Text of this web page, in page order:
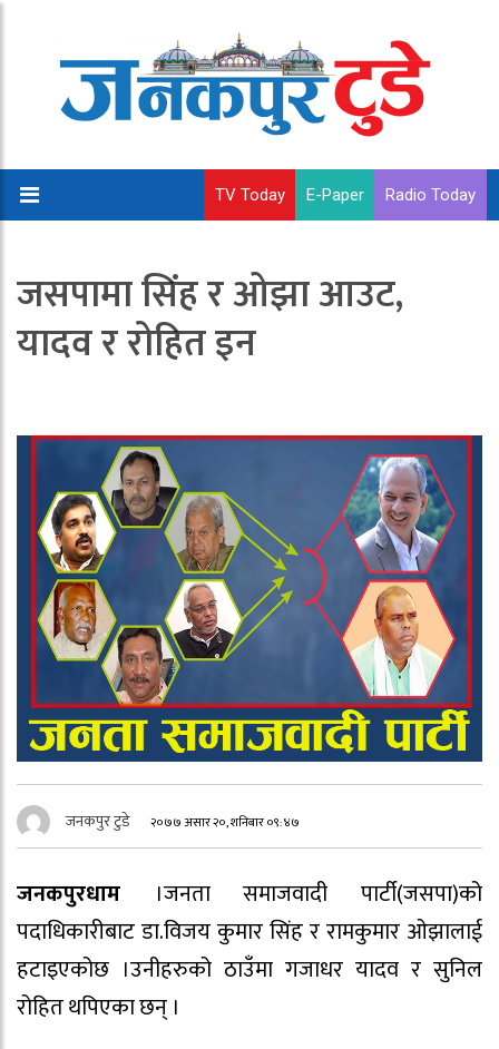
TV Today E-Paper Radio Today
जसपामा सिंह र ओझा आउट,
यादव र रोहित इन
जनकपुर टुडे २०७७ असार २०, शनिबार ०९:४७
जनकपुरधाम ।जनता समाजवादी पार्टी(जसपा)को
पदाधिकारीबाट डा.विजय कुमार सिंह र रामकुमार ओझालाई
हटाइएकोछ ।उनीहरुको ठाउँमा गजाधर यादव र सुनिल
रोहित थपिएका छन् ।